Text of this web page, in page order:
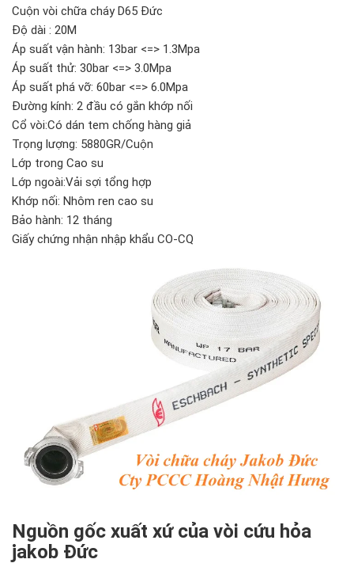
Cuộn vòi chữa cháy D65 Đức
Độ dài : 20M
Áp suất vận hành: 13bar <=> 1.3Mpa
Áp suất thử: 30bar <=> 3.0Mpa
Áp suất phá vỡ: 60bar <=> 6.0Mpa
Đường kính: 2 đầu có gắn khớp nối
Cổ vòi:Có dán tem chống hàng giả
Trọng lượng: 5880GR/Cuộn
Lớp trong Cao su
Lớp ngoài:Vải sợi tổng hợp
Khớp nối: Nhôm ren cao su
Bảo hành: 12 tháng
Giấy chứng nhận nhập khẩu CO-CQ
Nguồn gốc xuất xứ của vòi cứu hỏa
jakob Đức